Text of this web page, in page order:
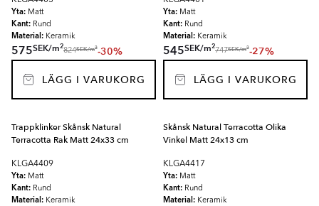
Yta: Matt
Kant: Rund
Material: Keramik
575SEK/m2
824SEK/m2-30%
LÄGG I VARUKORG
Yta: Matt
Kant: Rund
Material: Keramik
545SEK/m2
747SEK/m2-27%
LÄGG I VARUKORG
Trappklinker Skånsk Natural
Terracotta Rak Matt 24x33 cm
KLGA4409
Yta: Matt
Kant: Rund
Material: Keramik
Skånsk Natural Terracotta Olika
Vinkel Matt 24x13 cm
KLGA4417
Yta: Matt
Kant: Rund
Material: Keramik